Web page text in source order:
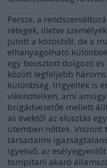
Persze, a
rétegek, illetve
jutott a közösből, de a
elhanyagolható
egy beosztott dolgozó
között legfeljebb
különbség. Irigyelték is
vikendtelken, ami
brigádvezetőé mellett
as évektől az elosztás
ütemben nőttek. Viszont
társadalmi
igyekvő, az
tompítani akaró